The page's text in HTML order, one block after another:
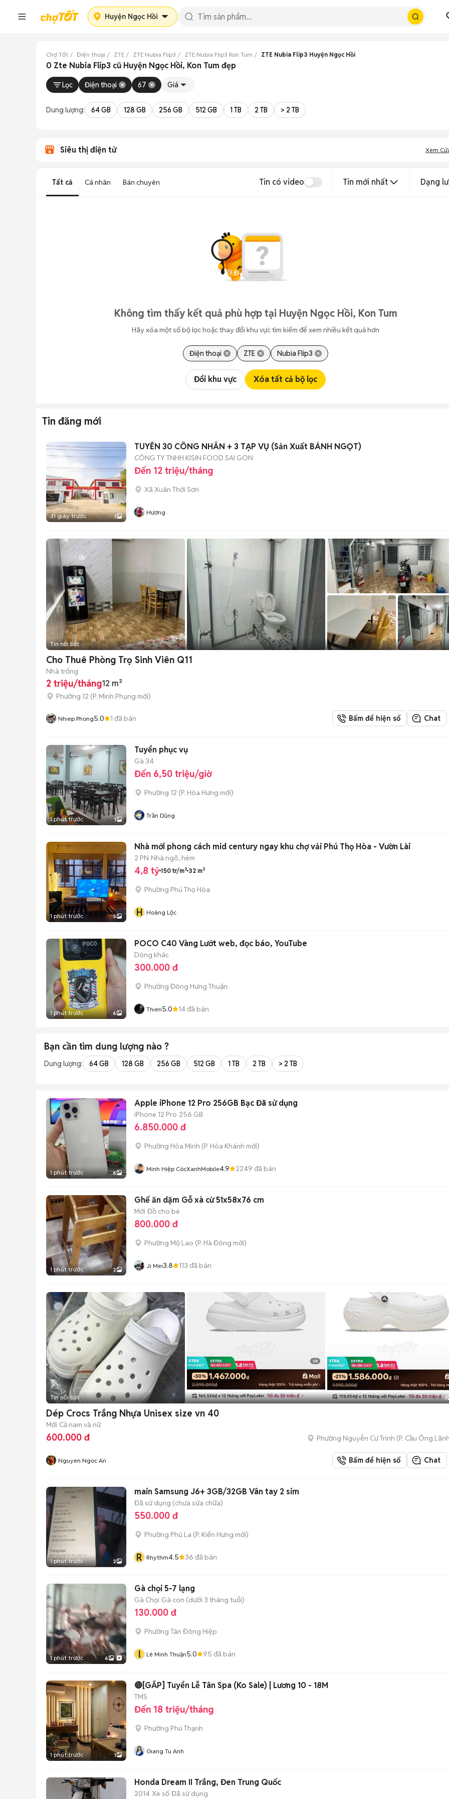
Huyện Ngọc Hồi
Chợ Tốt Điện thoại ZTE ZTE Nubia Flip3 ZTE Nubia Flip3 Kon Tum ZTE Nubia Flip3 Huyện Ngọc Hồi
0 Zte Nubia Flip3 cũ Huyện Ngọc Hồi, Kon Tum đẹp
Lọc Điện thoại 67 Giá
Dung lượng: 64 GB 128 GB 256 GB 512 GB 1 TB 2 TB > 2 TB
Siêu thị điện tử Xem
Tất cả Cá nhân Bán chuyên Tin có video Tin mới nhất Dạng
Không tìm thấy kết quả phù hợp tại Huyện Ngọc Hồi, Kon Tum
Hãy xóa một số bộ lọc hoặc thay đổi khu vực tìm kiếm để xem nhiều kết quả hơn
Điện thoại ZTE Nubia Flip3
Đổi khu vực Xóa tất cả bộ lọc
Tin đăng mới
31 giây trước 1
TUYỂN 30 CÔNG NHÂN + 3 TẠP VỤ (Sản Xuất BÁNH NGỌT)
CÔNG TY TNHH KISIN FOOD SAI GON
Đến 12 triệu/tháng
Xã Xuân Thới Sơn
Hương
Tin nổi bật
Cho Thuê Phòng Trọ Sinh Viên Q11
Nhà trống
2 triệu/tháng12 m²
Phường 12 (P. Minh Phụng mới)
Nhiep Phong5.0 1 đã bán Bấm để hiện số Chat
1 phút trước 1
Tuyển phục vụ
Gà 34
Đến 6,50 triệu/giờ
Phường 12 (P. Hòa Hưng mới)
Trần Dũng
1 phút trước 5
Nhà mới phong cách mid century ngay khu chợ vải Phú Thọ Hòa - Vườn Lài
2 PN Nhà ngõ, hẻm
4,8 tỷ 150 tr/m² 32 m²
Phường Phú Thọ Hòa
H Hoàng Lộc
1 phút trước 6
POCO C40 Vàng Lướt web, đọc báo, YouTube
Dòng khác
300.000 đ
Phường Đông Hưng Thuận
Thien5.0 14đã bán
Bạn cần tìm dung lượng nào ?
Dung lượng: 64 GB 128 GB 256 GB 512 GB 1 TB 2 TB > 2 TB
1 phút trước 6
Apple iPhone 12 Pro 256GB Bạc Đã sử dụng
iPhone 12 Pro 256 GB
6.850.000 đ
Phường Hòa Minh (P. Hòa Khánh mới)
Minh Hiệp CócXanhMobile4.9 2249 đã bán
1 phút trước 2
Ghế ăn dặm Gỗ xà cừ 51x58x76 cm
Mới Đồ cho bé
800.000 đ
Phường Mộ Lao (P. Hà Đông mới)
Ji Mei3.8 113 đã bán
Tin nổi bật 3
Dép Crocs Trắng Nhựa Unisex size vn 40
Mới Cả nam và nữ
600.000 đ Phường Nguyễn Cư Trinh (P. Cầu Ông
Nguyen Ngoc An Bấm để hiện số Chat
1 phút trước 2
main Samsung J6+ 3GB/32GB Vân tay 2 sim
Đã sử dụng (chưa sửa chữa)
550.000 đ
Phường Phú La (P. Kiến Hưng mới)
R Rhythm4.5 36 đã bán
1 phút trước 6
Gà chọi 5-7 lạng
Gà Chọi Gà con (dưới 3 tháng tuổi)
130.000 đ
Phường Tân Đông Hiệp
l Lê Minh Thuận5.0 95 đã bán
1 phút trước 1
🔴[GẤP] Tuyển Lễ Tân Spa (Ko Sale) | Lương 10 - 18M
TMS
Đến 18 triệu/tháng
Phường Phú Thạnh
Giang Tu Anh
Honda Dream II Trắng, Đen Trung Quốc
2014 Xe số Đã sử dụng